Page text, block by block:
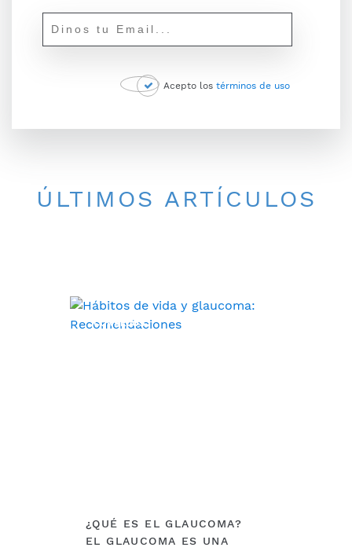
Acepto los términos de uso
ÚLTIMOS ARTÍCULOS
CONSEJOS
¿QUÉ ES EL GLAUCOMA?
EL GLAUCOMA ES UNA